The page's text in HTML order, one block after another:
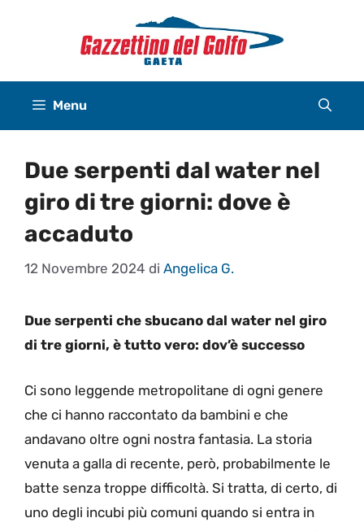
Menu
Due serpenti dal water nel
giro di tre giorni: dove è
accaduto
12 Novembre 2024 di Angelica G.
Due serpenti che sbucano dal water nel giro
di tre giorni, è tutto vero: dov’è successo
Ci sono leggende metropolitane di ogni genere
che ci hanno raccontato da bambini e che
andavano oltre ogni nostra fantasia. La storia
venuta a galla di recente, però, probabilmente le
batte senza troppe difficoltà. Si tratta, di certo, di
uno degli incubi più comuni quando si entra in